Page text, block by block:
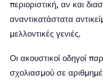
περιοριστική, αν και
αναντικατάστατα
μελλοντικές γενιές.
Οι ακουστικοί οδηγοί
σχολιασμού σε